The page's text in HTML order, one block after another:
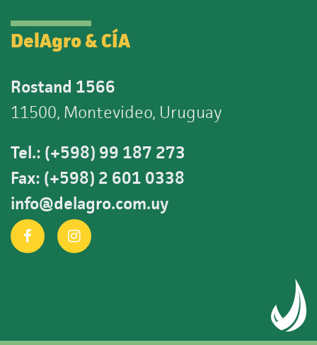
DelAgro & CÍA
Rostand 1566
11500, Montevideo, Uruguay
Tel.: (+598) 99 187 273
Fax: (+598) 2 601 0338
info@delagro.com.uy